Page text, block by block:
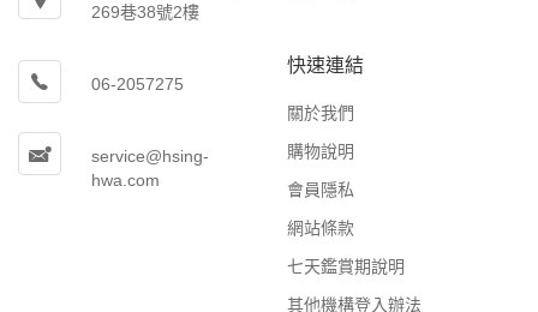
269巷38號2樓
06-2057275
service@hsing-
hwa.com
快速連結
關於我們
購物說明
會員隱私
網站條款
七天鑑賞期說明
其他機構登入辦法